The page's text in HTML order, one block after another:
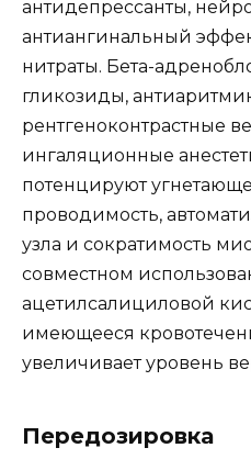
антидепрессанты,
антиангинальный
нитраты. Бета-
гликозиды,
рентгеноконтрастные
ингаляционные
потенцируют
проводимость,
узла и сократимость
совместном
ацетилсалициловой
имеющееся
увеличивает уровень
Передозировка